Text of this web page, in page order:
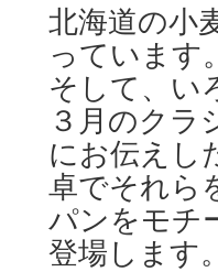
北海道の小
っています
そして、い
３月のクラ
にお伝えし
卓でそれら
パンをモチ
登場します